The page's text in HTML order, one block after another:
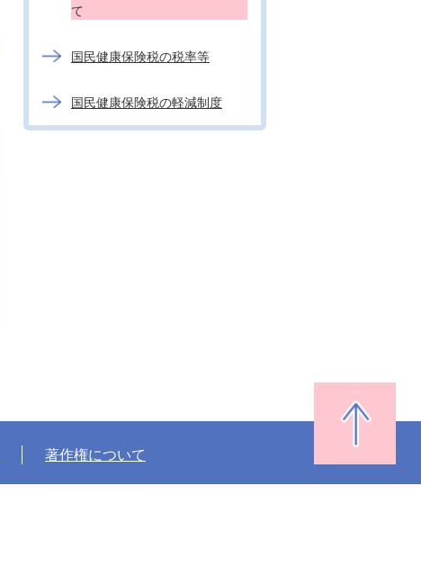
て
国民健康保険税の税率等
国民健康保険税の軽減制度
著作権について